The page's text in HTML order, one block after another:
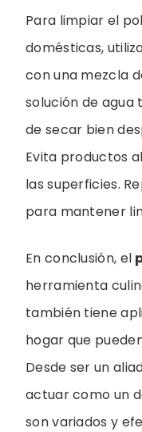
Para limpiar el
domésticas,
con una mezcla
solución de agua
de secar bien
Evita productos
las superficies.
para mantener
En conclusión, el
herramienta
también tiene
hogar que
Desde ser un
actuar como un
son variados y